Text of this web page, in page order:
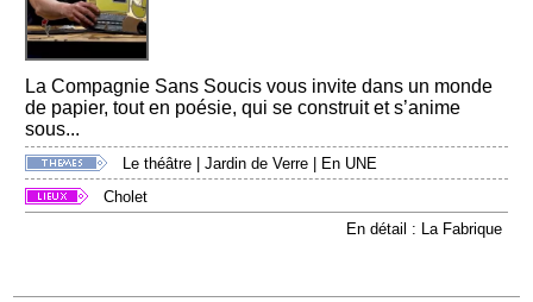
La Compagnie Sans Soucis vous invite dans un monde
de papier, tout en poésie, qui se construit et s’anime
sous...
Le théâtre |Jardin de Verre
En UNE
Cholet
En détail : La Fabrique